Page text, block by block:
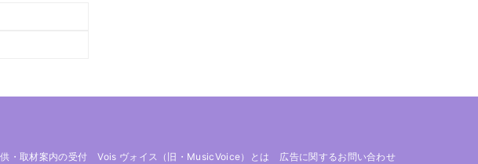
・取材案内の受付 Vois ヴォイス（旧・MusicVoice）とは 広告に関するお問い合わせ